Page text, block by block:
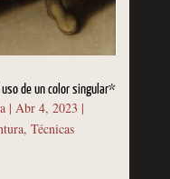
uso de un color singular*
| Abr 4, 2023 |
, Técnicas